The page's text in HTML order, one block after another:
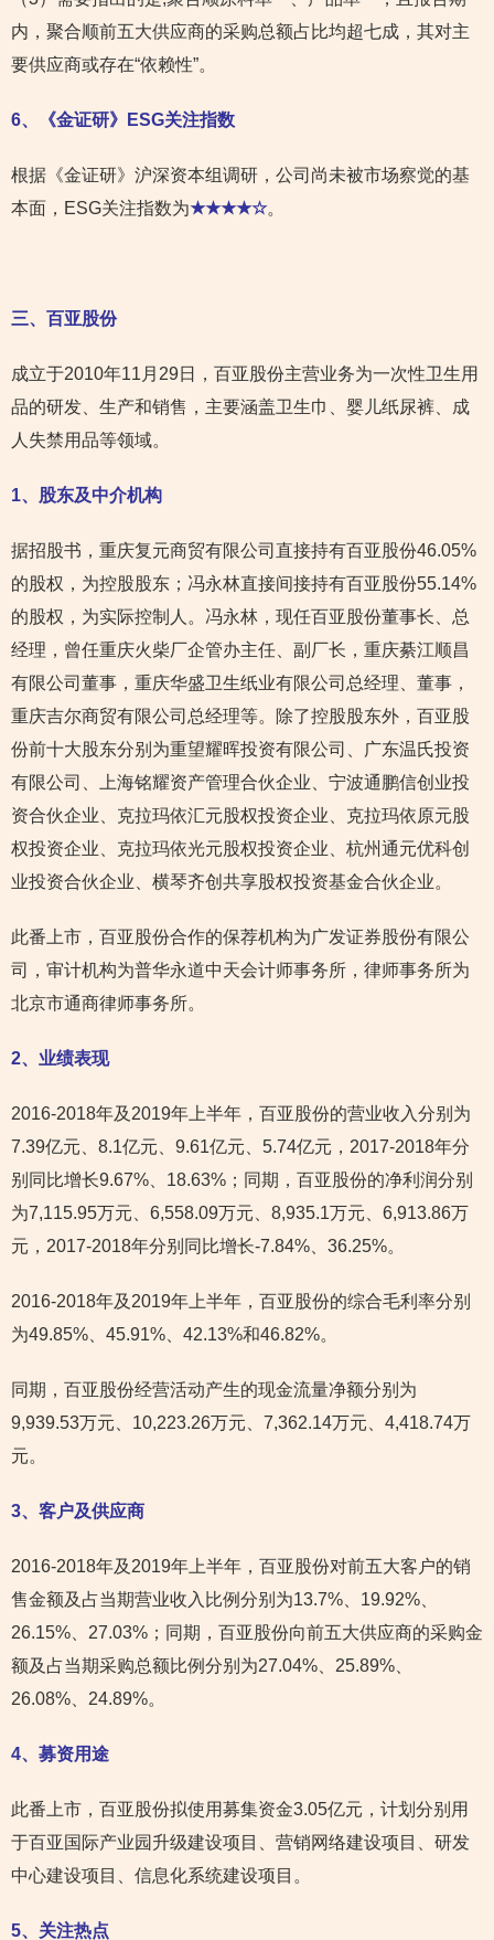
内，聚合顺前五大供应商的采购总额占比均超七成，其对主
要供应商或存在“依赖性”。
6、《金证研》ESG关注指数
根据《金证研》沪深资本组调研，公司尚未被市场察觉的基
本面，ESG关注指数为★★★★☆。
三、百亚股份
成立于2010年11月29日，百亚股份主营业务为一次性卫生用
品的研发、生产和销售，主要涵盖卫生巾、婴儿纸尿裤、成
人失禁用品等领域。
1、股东及中介机构
据招股书，重庆复元商贸有限公司直接持有百亚股份46.05%
的股权，为控股股东；冯永林直接间接持有百亚股份55.14%
的股权，为实际控制人。冯永林，现任百亚股份董事长、总
经理，曾任重庆火柴厂企管办主任、副厂长，重庆綦江顺昌
有限公司董事，重庆华盛卫生纸业有限公司总经理、董事，
重庆吉尔商贸有限公司总经理等。除了控股股东外，百亚股
份前十大股东分别为重望耀晖投资有限公司、广东温氏投资
有限公司、上海铭耀资产管理合伙企业、宁波通鹏信创业投
资合伙企业、克拉玛依汇元股权投资企业、克拉玛依原元股
权投资企业、克拉玛依光元股权投资企业、杭州通元优科创
业投资合伙企业、横琴齐创共享股权投资基金合伙企业。
此番上市，百亚股份合作的保荐机构为广发证券股份有限公
司，审计机构为普华永道中天会计师事务所，律师事务所为
北京市通商律师事务所。
2、业绩表现
2016-2018年及2019年上半年，百亚股份的营业收入分别为
7.39亿元、8.1亿元、9.61亿元、5.74亿元，2017-2018年分
别同比增长9.67%、18.63%；同期，百亚股份的净利润分别
为7,115.95万元、6,558.09万元、8,935.1万元、6,913.86万
元，2017-2018年分别同比增长-7.84%、36.25%。
2016-2018年及2019年上半年，百亚股份的综合毛利率分别
为49.85%、45.91%、42.13%和46.82%。
同期，百亚股份经营活动产生的现金流量净额分别为
9,939.53万元、10,223.26万元、7,362.14万元、4,418.74万
元。
3、客户及供应商
2016-2018年及2019年上半年，百亚股份对前五大客户的销
售金额及占当期营业收入比例分别为13.7%、19.92%、
26.15%、27.03%；同期，百亚股份向前五大供应商的采购金
额及占当期采购总额比例分别为27.04%、25.89%、
26.08%、24.89%。
4、募资用途
此番上市，百亚股份拟使用募集资金3.05亿元，计划分别用
于百亚国际产业园升级建设项目、营销网络建设项目、研发
中心建设项目、信息化系统建设项目。
5、关注热点